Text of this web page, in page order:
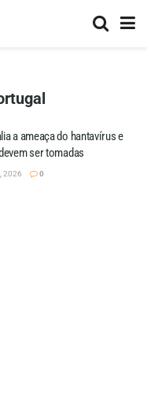
a ameaça do hantavírus e
ser tomadas
2026 0